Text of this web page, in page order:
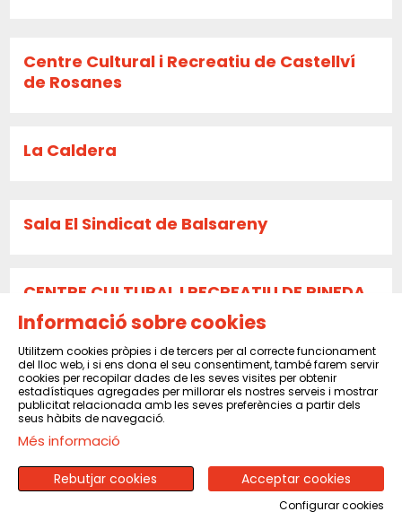
Centre Cultural i Recreatiu de Castellví
de Rosanes
La Caldera
Sala El Sindicat de Balsareny
CENTRE CULTURAL I RECREATIU DE PINEDA
DE MAR
CENTRE MORAL I CULTURAL DEL POBLENOU
VICENÇ DELS HORTS
Informació sobre cookies
Utilitzem cookies pròpies i de tercers per al correcte funcionament
del lloc web, i si ens dona el seu consentiment, també farem servir
cookies per recopilar dades de les seves visites per obtenir
estadístiques agregades per millorar els nostres serveis i mostrar
publicitat relacionada amb les seves preferències a partir dels
seus hàbits de navegació.
Més informació
Acceptar cookies
Rebutjar cookies
Configurar cookies